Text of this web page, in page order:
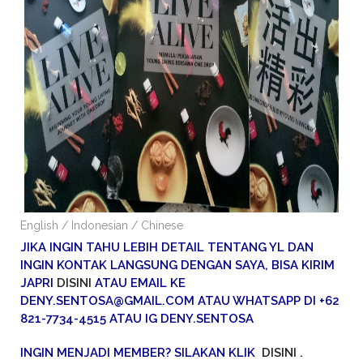
English / Indonesian / Chinese
JIKA INGIN TAHU LEBIH DETAIL TENTANG YL DAN
INGIN KONTAK LANGSUNG DENGAN SAYA, BISA KIRIM
JAPRI DISINI ATAU EMAIL KE
DENY.SENTOSA@GMAIL.COM ATAU WHATSAPP DI +62
821-7734-4515 ATAU IG DENY.SENTOSA
INGIN MENJADI MEMBER? SILAKAN KLIK DISINI .